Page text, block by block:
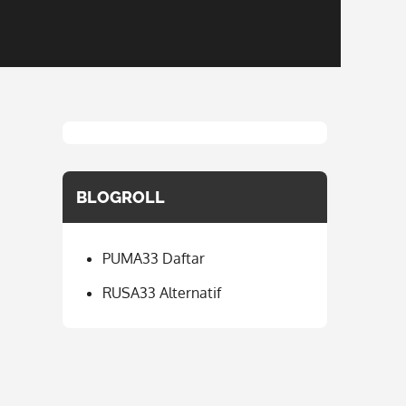
BLOGROLL
PUMA33 Daftar
RUSA33 Alternatif